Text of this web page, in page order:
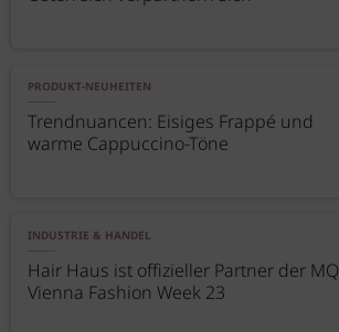
PRODUKT-NEUHEITEN
Trendnuancen: Eisiges Frappé und
warme Cappuccino-Töne
INDUSTRIE & HANDEL
Hair Haus ist offizieller Partner der MQ
Vienna Fashion Week 23